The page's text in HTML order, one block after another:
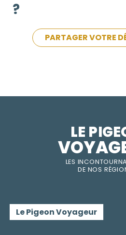
?
PARTAGER VOTRE
LES INCONTO
DE NOS RÉGIO
LE
Le Pigeon Voyageur